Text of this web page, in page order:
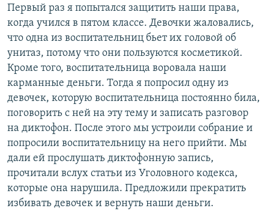
Первый раз я попытался защитить наши права,
когда учился в пятом классе. Девочки жаловались,
что одна из воспитательниц бьет их головой об
унитаз, потому что они пользуются косметикой.
Кроме того, воспитательница воровала наши
карманные деньги. Тогда я попросил одну из
девочек, которую воспитательница постоянно била,
поговорить с ней на эту тему и записать разговор
на диктофон. После этого мы устроили собрание и
попросили воспитательницу на него прийти. Мы
дали ей прослушать диктофонную запись,
прочитали вслух статьи из Уголовного кодекса,
которые она нарушила. Предложили прекратить
избивать девочек и вернуть наши деньги.